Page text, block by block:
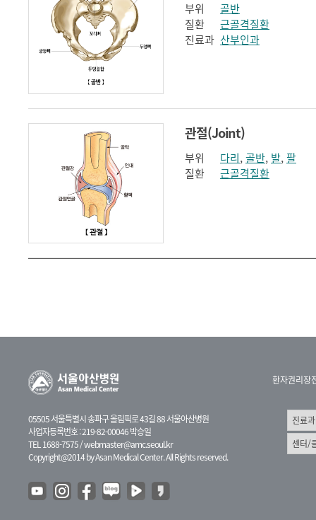
부위
골반
질환
근골격질환
진료과 산부인과
관절(Joint)
부위 다리,골반, 발,팔
질환
근골격질환
05505 서울특별시 송파구 올림픽로 43길 88 서울아산병원
사업자등록번호 : 219-82-00046 박승일
TEL 1688-7575 /webmaster@amc.seoul.kr
Copyright@2014 by Asan Medical Center. All Rights reserved.
환자권리장